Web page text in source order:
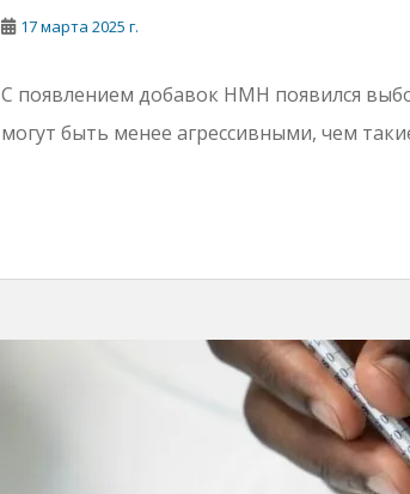
17 марта 2025 г.
С появлением добавок НМН появился
могут быть менее агрессивными, чем